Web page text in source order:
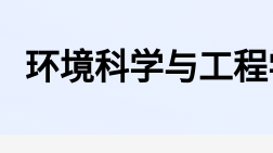
环境科学与工